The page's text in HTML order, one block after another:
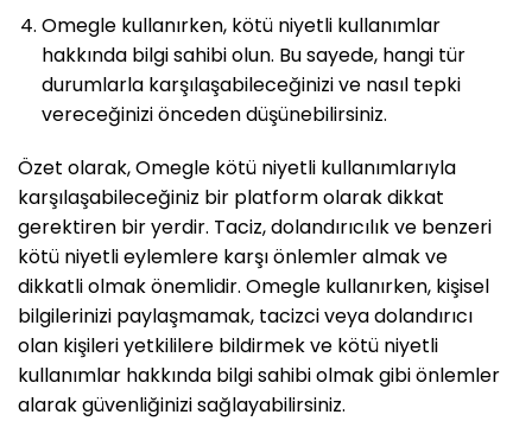
Omegle kullanırken, kötü niyetli kullanımlar
hakkında bilgi sahibi olun. Bu sayede, hangi tür
durumlarla karşılaşabileceğinizi ve nasıl tepki
vereceğinizi önceden düşünebilirsiniz.
Özet olarak, Omegle kötü niyetli kullanımlarıyla
karşılaşabileceğiniz bir platform olarak dikkat
gerektiren bir yerdir. Taciz, dolandırıcılık ve benzeri
kötü niyetli eylemlere karşı önlemler almak ve
dikkatli olmak önemlidir. Omegle kullanırken, kişisel
bilgilerinizi paylaşmamak, tacizci veya dolandırıcı
olan kişileri yetkililere bildirmek ve kötü niyetli
kullanımlar hakkında bilgi sahibi olmak gibi önlemler
alarak güvenliğinizi sağlayabilirsiniz.